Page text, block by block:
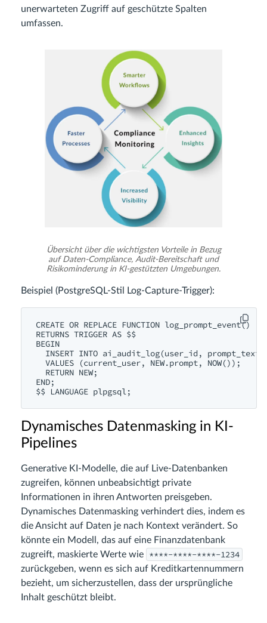
unerwarteten Zugriff auf geschützte Spalten
umfassen.
Übersicht über die wichtigsten Vorteile in Bezug
auf Daten-Compliance, Audit-Bereitschaft und
Risikominderung in KI-gestützten Umgebungen.
Beispiel (PostgreSQL-Stil Log-Capture-Trigger):
CREATE OR REPLACE FUNCTION log_prompt_event()
RETURNS TRIGGER AS $$
BEGIN
INSERT INTO ai_audit_log(user_id,
  VALUES (current_user, NEW.prompt, NOW());
  RETURN NEW;
END;
Dynamisches Datenmasking in KI-
Pipelines
Generative KI-Modelle, die auf Live-Datenbanken
zugreifen, können unbeabsichtigt private
Informationen in ihren Antworten preisgeben.
Dynamisches Datenmasking verhindert dies, indem es
die Ansicht auf Daten je nach Kontext verändert. So
könnte ein Modell, das auf eine Finanzdatenbank
zugreift, maskierte Werte wie
****-****-****-1234
zurückgeben, wenn es sich auf Kreditkartennummern
bezieht, um sicherzustellen, dass der ursprüngliche
Inhalt geschützt bleibt.